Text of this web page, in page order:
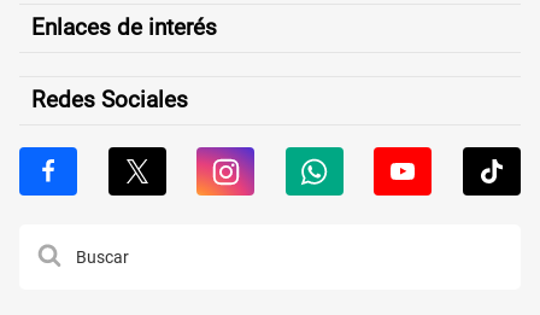
Enlaces de interés
Redes Sociales